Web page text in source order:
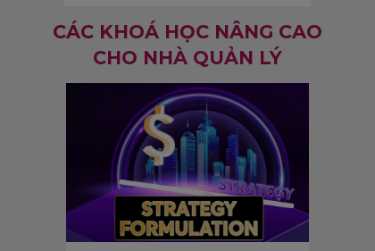
CÁC KHOÁ HỌC NÂNG CAO
CHO NHÀ QUẢN LÝ